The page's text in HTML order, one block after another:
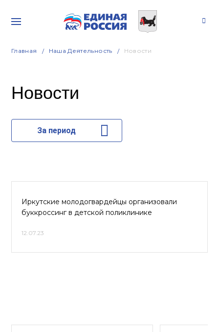
Главная Наша Деятельность Новости
Новости
За период
Иркутские молодогвардейцы организовали
буккроссинг в детской поликлинике
12.07.23